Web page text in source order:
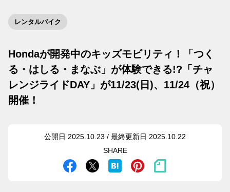
レンタルバイク
Hondaが開発中のキッズモビリティ！「つく
る・はしる・まなぶ」が体験できる!?「チャ
レンジライドDAY」が11/23(日)、11/24（祝）
開催！
公開日 2025.10.23 / 最終更新日 2025.10.22
SHARE